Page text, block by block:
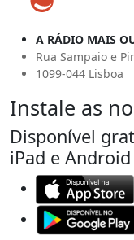
A RÁDIO MAIS
Rua Sampaio e
1099-044 Lisboa
Instale as
Disponível
iPad e Android